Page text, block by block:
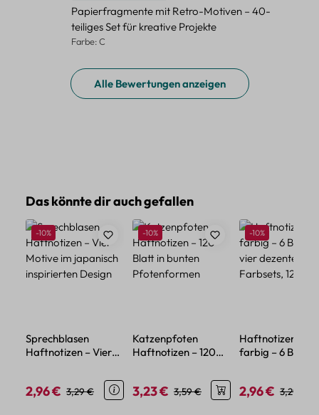
Papierfragmente mit Retro-Motiven – 40-
teiliges Set für kreative Projekte
Farbe: C
Alle Bewertungen anzeigen
Produktgalerie überspringen
Das könnte dir auch gefallen
Rabatt
-10%
Sprechblasen
Haftnotizen – Vier
inspirierten Design
Verkaufspreis:
2,96 € Regulärer Preis:
3,29 €
Rabatt
-10%
Katzenpfoten
Haftnotizen – 120
Verkaufspreis:
3,23 € Regulärer Preis:
3,59 €
Rabatt
-10%
Haftnotizen Set
farbig – 6 Blöcke,
Verkaufspreis:
2,96 € 3,29 €